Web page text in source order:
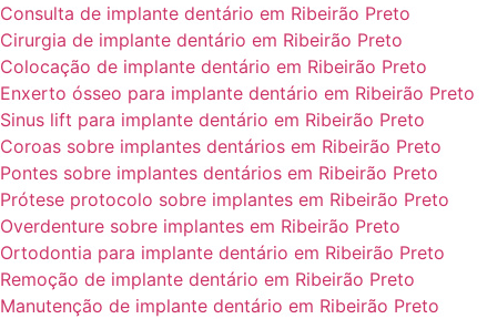
Consulta de implante dentário em Ribeirão Preto
Cirurgia de implante dentário em Ribeirão Preto
Colocação de implante dentário em Ribeirão Preto
Enxerto ósseo para implante dentário em Ribeirão Preto
Sinus lift para implante dentário em Ribeirão Preto
Coroas sobre implantes dentários em Ribeirão Preto
Pontes sobre implantes dentários em Ribeirão Preto
Prótese protocolo sobre implantes em Ribeirão Preto
Overdenture sobre implantes em Ribeirão Preto
Ortodontia para implante dentário em Ribeirão Preto
Remoção de implante dentário em Ribeirão Preto
Manutenção de implante dentário em Ribeirão Preto